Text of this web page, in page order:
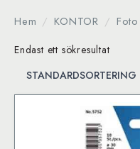
Hem KONTOR Foto
Endast ett sökresultat